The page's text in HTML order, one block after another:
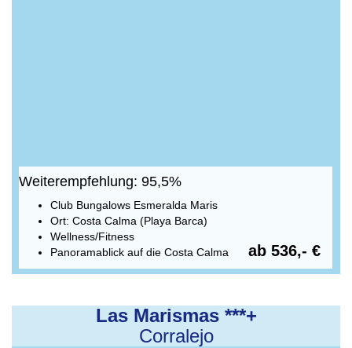
Weiterempfehlung: 95,5%
Club Bungalows Esmeralda Maris
Ort: Costa Calma (Playa Barca)
Wellness/Fitness
Panoramablick auf die Costa Calma
ab 536,- €
Las Marismas ***+
Corralejo